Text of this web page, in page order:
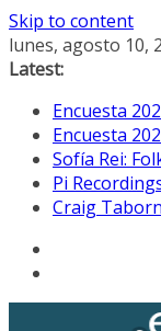
Skip to content
lunes, agosto 10,
Latest:
Encuesta
Encuesta
Sofía Rei:
Pi
Craig